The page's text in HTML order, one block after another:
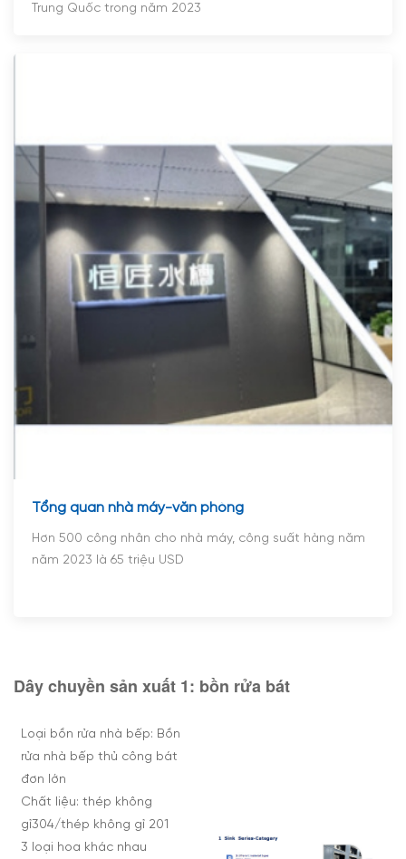
Trung Quốc trong năm 2023
Tổng quan nhà máy-văn phòng
Hơn 500 công nhân cho nhà máy, công suất hàng năm
năm 2023 là 65 triệu USD
Dây chuyền sản xuất 1: bồn rửa bát
Loại bồn rửa nhà bếp: Bồn
rửa nhà bếp thủ công bát
đơn lớn
Chất liệu: thép không
gỉ304/thép không gỉ 201
3 loại hoa khác nhau